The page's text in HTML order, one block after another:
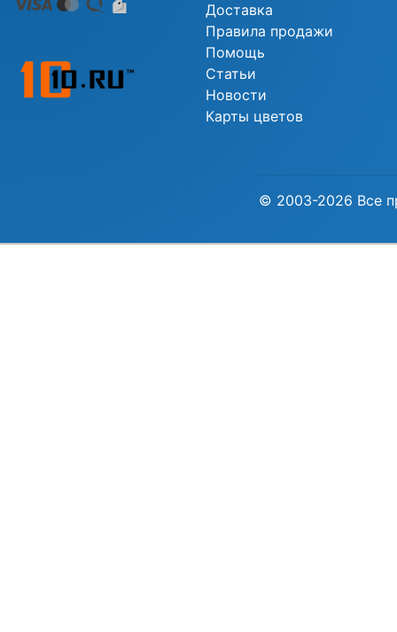
Доставка
Правила продажи
Помощь
Статьи
Новости
Карты цветов
© 2003-2026 Все